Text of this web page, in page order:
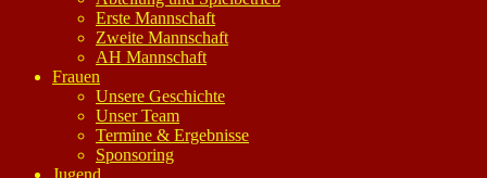
Erste Mannschaft
Zweite Mannschaft
AH Mannschaft
Frauen
Unsere Geschichte
Unser Team
Termine & Ergebnisse
Sponsoring
Jugend